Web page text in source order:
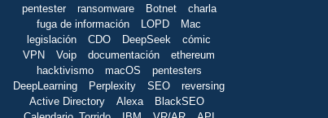
pentester
ransomware Botnet
charla
fuga de información
LOPD
Mac
legislación
CDO DeepSeek
cómic
VPN
Voip documentación
ethereum
hacktivismo
macOS
pentesters
DeepLearning
Perplexity SEO
reversing
Active Directory
Alexa
BlackSEO